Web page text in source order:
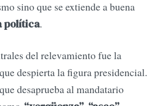
sino que se extiende a buena
política.
del relevamiento fue la
despierta la figura presidencial.
desaprueba al mandatario